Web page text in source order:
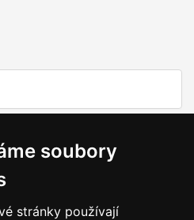
soubory
stránky používají